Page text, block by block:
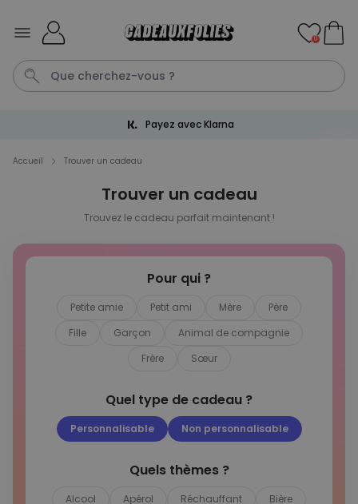
Personnalisable
Peignoir personnalisé avec
vendus
39,99 €
Chaussettes personnalisées
28.500
Chaussettes personnalisées
avec votre animal de
compagnie
plus de
14.000
exemplaires
0
Livraison gratuite dès 60 €
Accueil Trouver un cadeau
Trouver un cadeau
Trouvez le cadeau parfait maintenant !
Pour qui ?
Petite amie Petit ami Mère
Père
Fille
Garçon
Animal de compagnie
Frère
Sœur
Quel type de cadeau ?
Personnalisable Non personnalisable
Quels thèmes ?
Alcool Apérol Réchauffant
Bière